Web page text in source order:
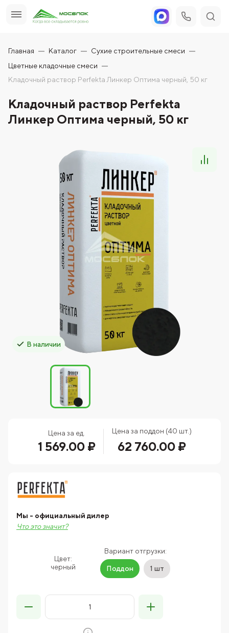
Главная Каталог
Сухие строительные смеси
Цветные кладочные смеси
Кладочный раствор Perfekta Линкер Оптима черный, 50 кг
Кладочный раствор Perfekta
Линкер Оптима черный, 50 кг
В наличии
Цена за ед.
1 569.00 ₽
Цена за поддон (40 шт.)
62 760.00 ₽
Цвет:
черный
Вариант отгрузки:
Поддон 1 шт
Мы - официальный дилер
Что это значит?